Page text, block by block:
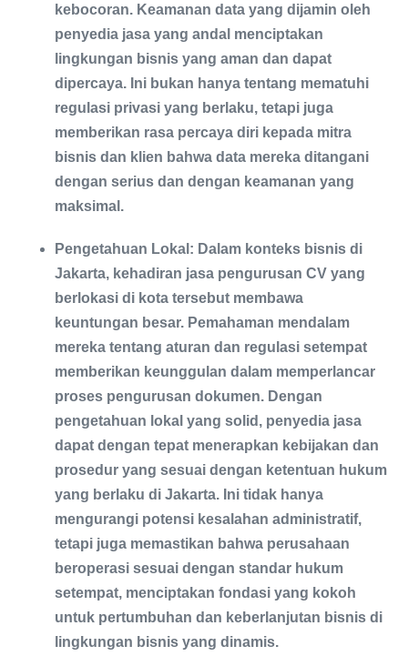
kebocoran. Keamanan data yang dijamin oleh
penyedia jasa yang andal menciptakan
lingkungan bisnis yang aman dan dapat
dipercaya. Ini bukan hanya tentang mematuhi
regulasi privasi yang berlaku, tetapi juga
memberikan rasa percaya diri kepada mitra
bisnis dan klien bahwa data mereka ditangani
dengan serius dan dengan keamanan yang
maksimal.
Pengetahuan Lokal: Dalam konteks bisnis di
Jakarta, kehadiran jasa pengurusan CV yang
berlokasi di kota tersebut membawa
keuntungan besar. Pemahaman mendalam
mereka tentang aturan dan regulasi setempat
memberikan keunggulan dalam memperlancar
proses pengurusan dokumen. Dengan
pengetahuan lokal yang solid, penyedia jasa
dapat dengan tepat menerapkan kebijakan dan
prosedur yang sesuai dengan ketentuan hukum
yang berlaku di Jakarta. Ini tidak hanya
mengurangi potensi kesalahan administratif,
tetapi juga memastikan bahwa perusahaan
beroperasi sesuai dengan standar hukum
setempat, menciptakan fondasi yang kokoh
untuk pertumbuhan dan keberlanjutan bisnis di
lingkungan bisnis yang dinamis.